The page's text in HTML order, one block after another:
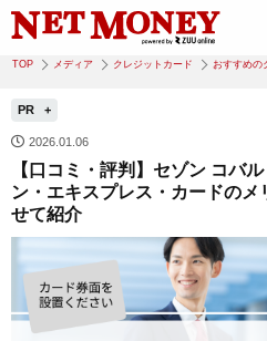
TOP メディア クレジットカード おすすめの
PR
2026.01.06
【口コミ・評判】セゾン コバ
ン・エキスプレス・カードの
せて紹介